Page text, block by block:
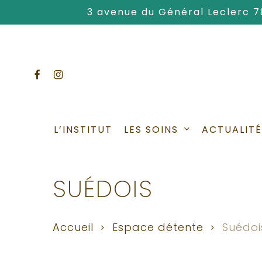
to
3 avenue du Général Leclerc
facebookinstagram
L’INSTITUT LES SOINS
SUÉDOIS
Accueil Espace détente